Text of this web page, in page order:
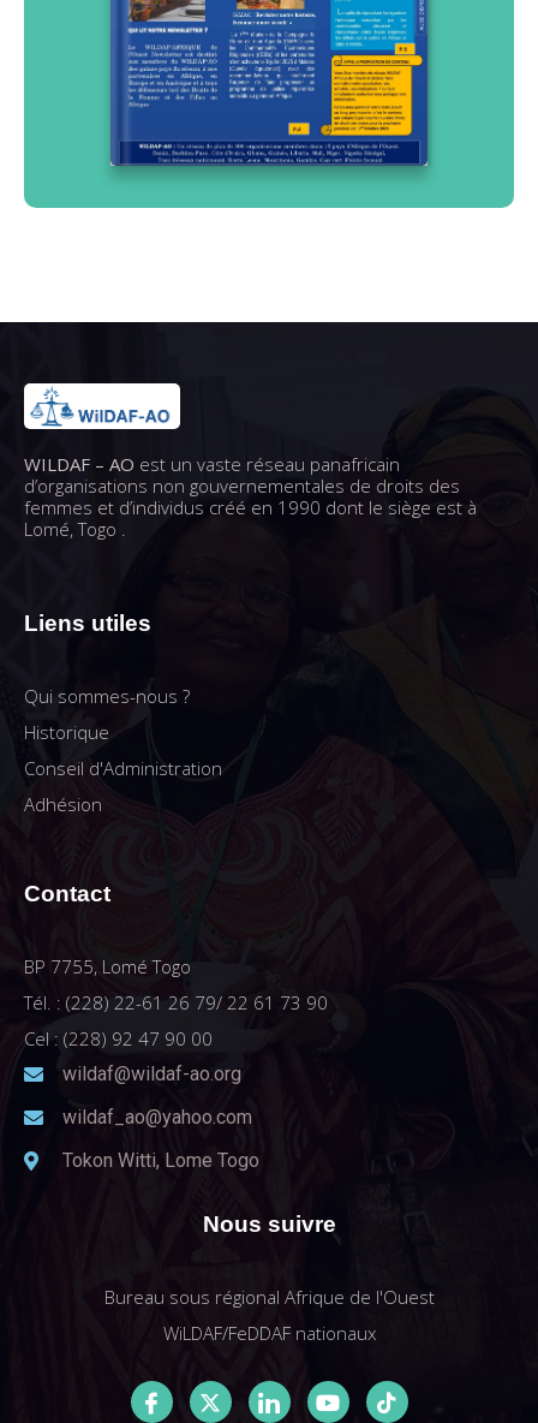
WILDAF – AO est un vaste réseau panafricain
d’organisations non gouvernementales de droits des
femmes et d’individus créé en 1990 dont le siège est à
Lomé, Togo .
Liens utiles
Qui sommes-nous ?
Historique
Conseil d'Administration
Adhésion
Contact
BP 7755, Lomé Togo
Tél. : (228) 22-61 26 79/ 22 61 73 90
Cel : (228) 92 47 90 00
wildaf@wildaf-ao.org
wildaf_ao@yahoo.com
Tokon Witti, Lome Togo
Nous suivre
Bureau sous régional Afrique de l'Ouest
WiLDAF/FeDDAF nationaux